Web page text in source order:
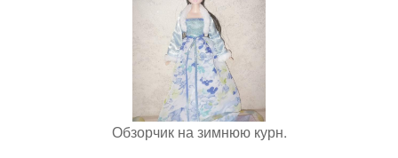
Обзорчик на зимнюю курн.